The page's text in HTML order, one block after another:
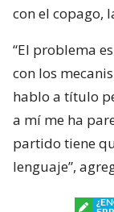
con el copago,
“El problema
con los
hablo a título
a mí me ha
partido tiene
lenguaje”,